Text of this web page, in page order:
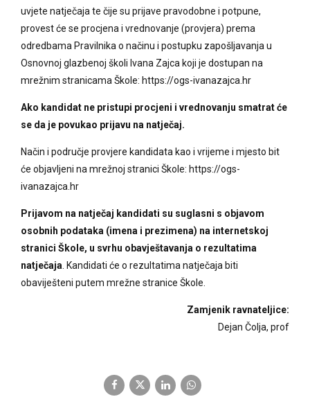
uvjete natječaja te čije su prijave pravodobne i potpune,
provest će se procjena i vrednovanje (provjera) prema
odredbama Pravilnika o načinu i postupku zapošljavanja u
Osnovnoj glazbenoj školi Ivana Zajca koji je dostupan na
mrežnim stranicama Škole: https://ogs-ivanazajca.hr
Ako kandidat ne pristupi procjeni i vrednovanju smatrat će
se da je povukao prijavu na natječaj.
Način i područje provjere kandidata kao i vrijeme i mjesto bit
će objavljeni na mrežnoj stranici Škole: https://ogs-
ivanazajca.hr
Prijavom na natječaj kandidati su suglasni s objavom
osobnih podataka (imena i prezimena) na internetskoj
stranici Škole, u svrhu obavještavanja o rezultatima
natječaja . Kandidati će o rezultatima natječaja biti
obaviješteni putem mrežne stranice Škole.
Zamjenik ravnateljice:
Dejan Čolja, prof